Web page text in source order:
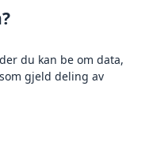
du kan be om data,
gjeld deling av